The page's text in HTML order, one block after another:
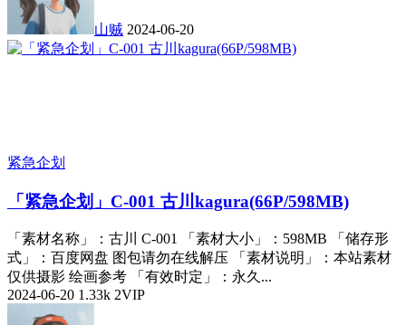
山贼 2024-06-20
紧急企划
「紧急企划」C-001 古川kagura(66P/598MB)
「素材名称」：古川 C-001 「素材大小」：598MB 「储存形
式」：百度网盘 图包请勿在线解压 「素材说明」：本站素材
仅供摄影 绘画参考 「有效时定」：永久...
2024-06-20 1.33k 2VIP